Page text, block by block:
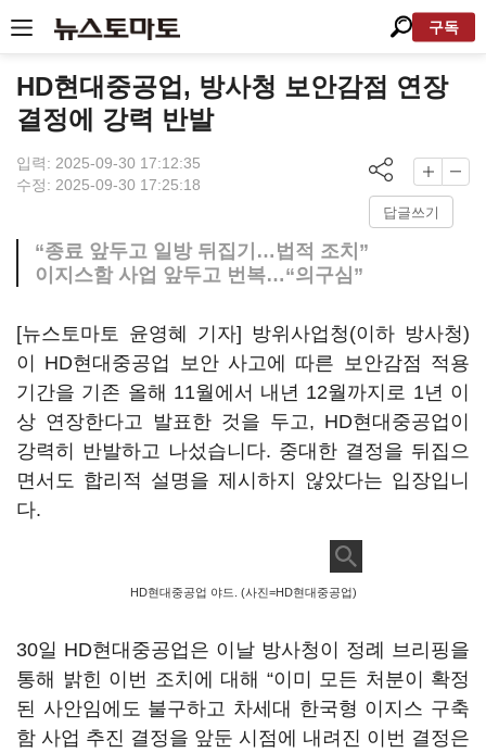
구독
HD현대중공업, 방사청 보안감점 연장
결정에 강력 반발
입력: 2025-09-30 17:12:35
수정: 2025-09-30 17:25:18
답글쓰기
“종료 앞두고 일방 뒤집기…법적 조치”
이지스함 사업 앞두고 번복…“의구심”
[뉴스토마토 윤영혜 기자] 방위사업청(이하 방사청)
이 HD현대중공업 보안 사고에 따른 보안감점 적용
기간을 기존 올해 11월에서 내년 12월까지로 1년 이
상 연장한다고 발표한 것을 두고, HD현대중공업이
강력히 반발하고 나섰습니다. 중대한 결정을 뒤집으
면서도 합리적 설명을 제시하지 않았다는 입장입니
다.
HD현대중공업 야드. (사진=HD현대중공업)
30일 HD현대중공업은 이날 방사청이 정례 브리핑을
통해 밝힌 이번 조치에 대해 “이미 모든 처분이 확정
된 사안임에도 불구하고 차세대 한국형 이지스 구축
함 사업 추진 결정을 앞둔 시점에 내려진 이번 결정은